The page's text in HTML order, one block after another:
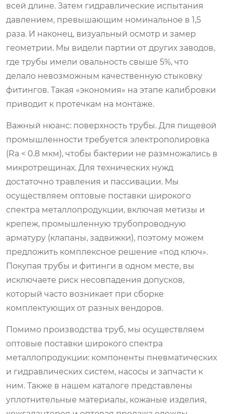
всей длине. Затем гидравлические испытания
давлением, превышающим номинальное в 1,5
раза. И наконец, визуальный осмотр и замер
геометрии. Мы видели партии от других заводов,
где трубы имели овальность свыше 5%, что
делало невозможным качественную стыковку
фитингов. Такая «экономия» на этапе калибровки
приводит к протечкам на монтаже.
Важный нюанс: поверхность трубы. Для пищевой
промышленности требуется электрополировка
(Ra < 0.8 мкм), чтобы бактерии не размножались в
микротрещинах. Для технических нужд
достаточно травления и пассивации. Мы
осуществляем оптовые поставки широкого
спектра металлопродукции, включая метизы и
крепеж, промышленную трубопроводную
арматуру (клапаны, задвижки), поэтому можем
предложить комплексное решение «под ключ».
Покупая трубы и фитинги в одном месте, вы
исключаете риск несовпадения допусков,
который часто возникает при сборке
комплектующих от разных вендоров.
Помимо производства труб, мы осуществляем
оптовые поставки широкого спектра
металлопродукции: компоненты пневматических
и гидравлических систем, насосы и запчасти к
ним. Также в нашем каталоге представлены
уплотнительные материалы, кожаные изделия,